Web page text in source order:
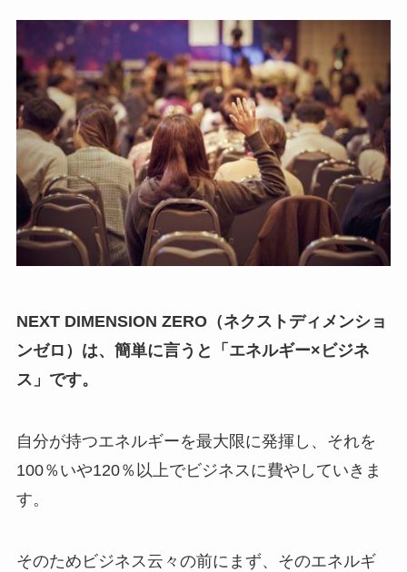
NEXT DIMENSION ZERO（ネクストディメンショ
ンゼロ）は、簡単に言うと「エネルギー×ビジネ
ス」です。
自分が持つエネルギーを最大限に発揮し、それを
100％いや120％以上でビジネスに費やしていきま
す。
そのためビジネス云々の前にまず、そのエネルギ